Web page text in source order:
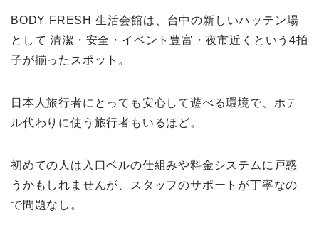
BODY FRESH 生活会館は、台中の新しいハッテン場
として 清潔・安全・イベント豊富・夜市近くという4拍
子が揃ったスポット。
日本人旅行者にとっても安心して遊べる環境で、ホテ
ル代わりに使う旅行者もいるほど。
初めての人は入口ベルの仕組みや料金システムに戸惑
うかもしれませんが、スタッフのサポートが丁寧なの
で問題なし。